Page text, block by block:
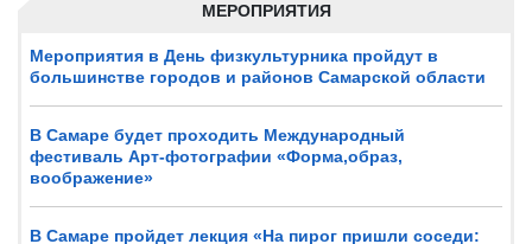
МЕРОПРИЯТИЯ
Мероприятия в День физкультурника пройдут в
большинстве городов и районов Самарской области
В Самаре будет проходить Международный
фестиваль Арт-фотографии «Форма,образ,
воображение»
В Самаре пройдет лекция «На пирог пришли соседи: